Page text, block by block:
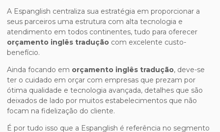
A Espanglish centraliza sua estratégia em proporcionar a
seus parceiros uma estrutura com alta tecnologia e
atendimento em todos continentes, tudo para oferecer
orçamento inglês tradução com excelente custo-
benefício.
Ainda focando em orçamento inglês tradução, deve-se
ter o cuidado em orçar com empresas que prezam por
ótima qualidade e tecnologia avançada, detalhes que são
deixados de lado por muitos estabelecimentos que não
focam na fidelização do cliente.
É por tudo isso que a Espanglish é referência no segmento